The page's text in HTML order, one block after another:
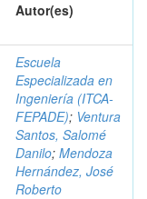
Autor(es)
Escuela
Especializada en
Ingeniería (ITCA-
FEPADE); Ventura
Santos, Salomé
Danilo; Mendoza
Hernández, José
Roberto